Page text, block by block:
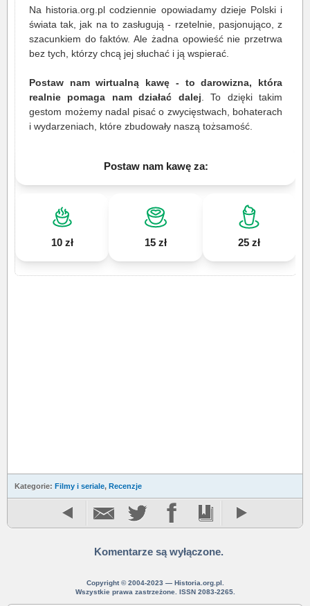
Na historia.org.pl codziennie opowiadamy dzieje Polski i
świata tak, jak na to zasługują - rzetelnie, pasjonująco, z
szacunkiem do faktów. Ale żadna opowieść nie przetrwa
bez tych, którzy chcą jej słuchać i ją wspierać.
Postaw nam wirtualną kawę - to darowizna, która
realnie pomaga nam działać dalej . To dzięki takim
gestom możemy nadal pisać o zwycięstwach, bohaterach
i wydarzeniach, które zbudowały naszą tożsamość.
Postaw nam kawę za:
10 zł 15 zł 25 zł
Kategorie: Filmy i seriale, Recenzje
Komentarze są wyłączone.
Copyright © 2004-2023 — Historia.org.pl.
Wszystkie prawa zastrzeżone. ISSN 2083-2265.